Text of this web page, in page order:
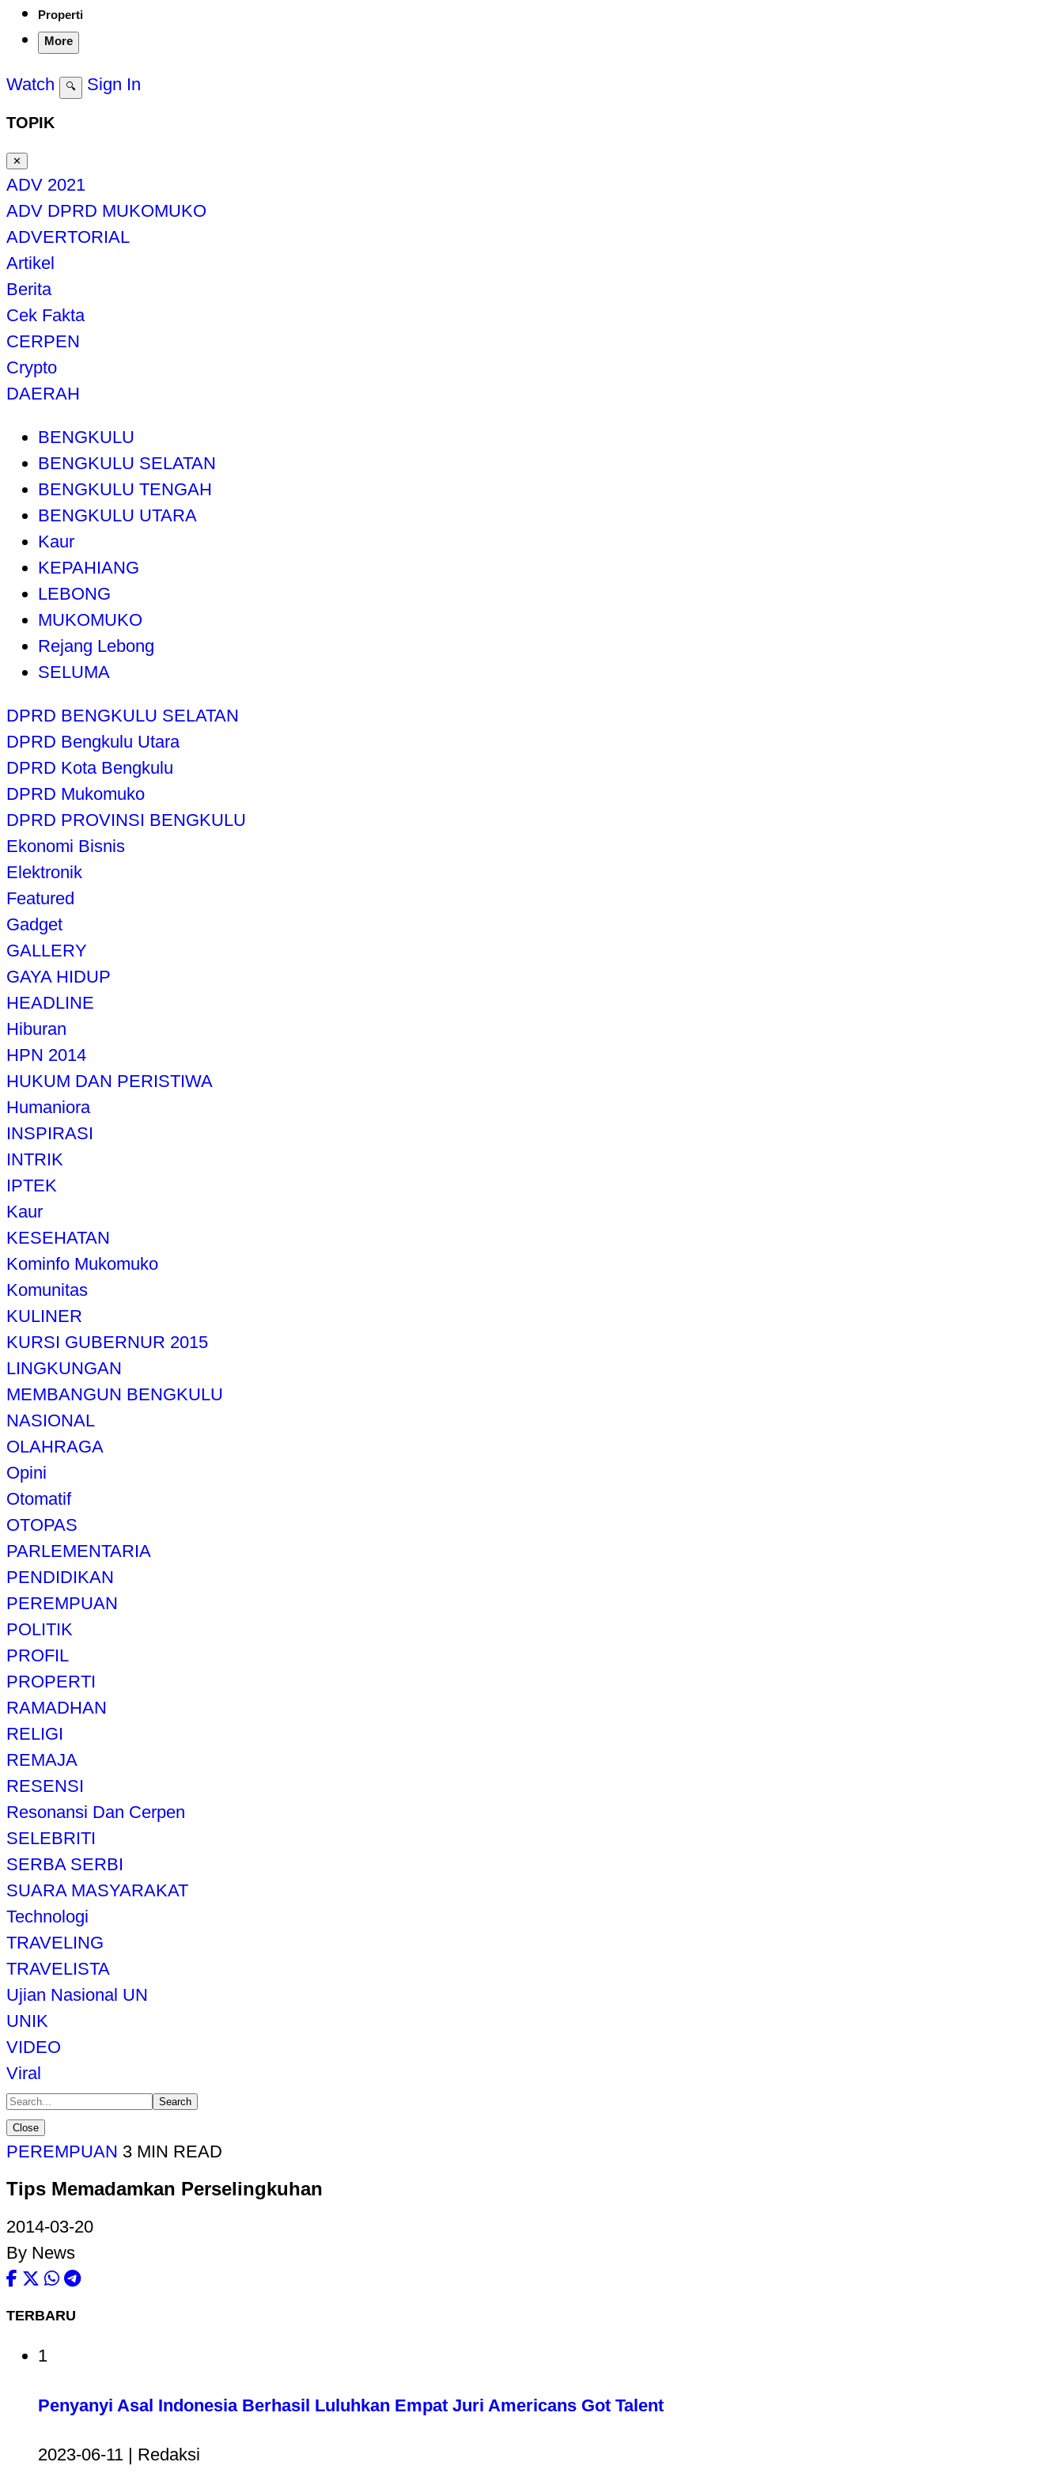
Properti
More
Watch 🔍 Sign In
TOPIK
✕
ADV 2021
ADV DPRD MUKOMUKO
ADVERTORIAL
Artikel
Berita
Cek Fakta
CERPEN
Crypto
DAERAH
BENGKULU
BENGKULU SELATAN
BENGKULU TENGAH
BENGKULU UTARA
Kaur
KEPAHIANG
LEBONG
MUKOMUKO
Rejang Lebong
SELUMA
DPRD BENGKULU SELATAN
DPRD Bengkulu Utara
DPRD Kota Bengkulu
DPRD Mukomuko
DPRD PROVINSI BENGKULU
Ekonomi Bisnis
Elektronik
Featured
Gadget
GALLERY
GAYA HIDUP
HEADLINE
Hiburan
HPN 2014
HUKUM DAN PERISTIWA
Humaniora
INSPIRASI
INTRIK
IPTEK
Kaur
KESEHATAN
Kominfo Mukomuko
Komunitas
KULINER
KURSI GUBERNUR 2015
LINGKUNGAN
MEMBANGUN BENGKULU
NASIONAL
OLAHRAGA
Opini
Otomatif
OTOPAS
PARLEMENTARIA
PENDIDIKAN
PEREMPUAN
POLITIK
PROFIL
PROPERTI
RAMADHAN
RELIGI
REMAJA
RESENSI
Resonansi Dan Cerpen
SELEBRITI
SERBA SERBI
SUARA MASYARAKAT
Technologi
TRAVELING
TRAVELISTA
Ujian Nasional UN
UNIK
VIDEO
Viral
Search
Close
PEREMPUAN 3 MIN READ
Tips Memadamkan Perselingkuhan
2014-03-20
By News
TERBARU
1
Penyanyi Asal Indonesia Berhasil Luluhkan Empat Juri Americans Got Talent
2023-06-11 | Redaksi